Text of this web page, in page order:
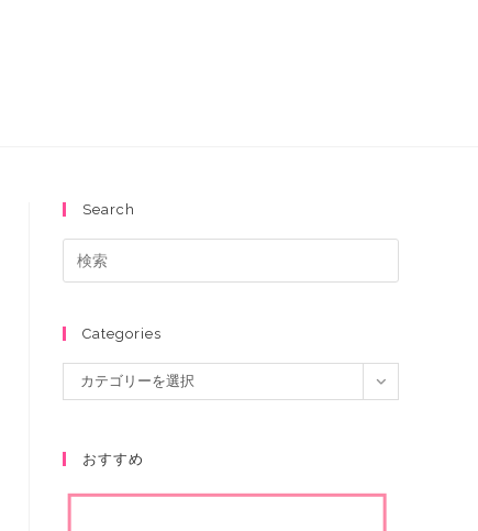
Search
Categories
カテゴリーを選択
おすすめ